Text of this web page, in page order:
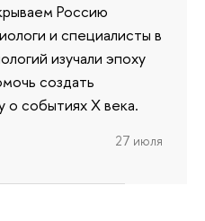
Россию
и специалисты в
изучали эпоху
создать
о событиях X века.
27 июля